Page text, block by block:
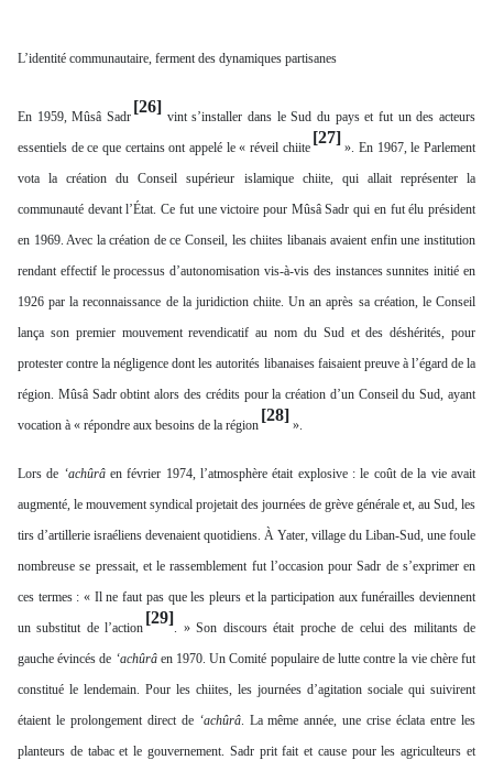
L’identité communautaire, ferment des dynamiques partisanes
En 1959, Mûsâ Sadr
[26]
vint s’installer dans le Sud du pays et fut un des acteurs
essentiels de ce que certains ont appelé le « réveil chiite
[27]
». En 1967, le Parlement
vota la création du Conseil supérieur islamique chiite, qui allait représenter la
communauté devant l’État. Ce fut une victoire pour Mûsâ Sadr qui en fut élu président
en 1969. Avec la création de ce Conseil, les chiites libanais avaient enfin une institution
rendant effectif le processus d’autonomisation vis-à-vis des instances sunnites initié en
1926 par la reconnaissance de la juridiction chiite. Un an après sa création, le Conseil
lança son premier mouvement revendicatif au nom du Sud et des déshérités, pour
protester contre la négligence dont les autorités libanaises faisaient preuve à l’égard de la
région. Mûsâ Sadr obtint alors des crédits pour la création d’un Conseil du Sud, ayant
vocation à « répondre aux besoins de la région
[28]
».
Lors de ‘achûrâen février 1974, l’atmosphère était explosive : le coût de la vie avait
augmenté, le mouvement syndical projetait des journées de grève générale et, au Sud, les
tirs d’artillerie israéliens devenaient quotidiens. À Yater, village du Liban-Sud, une foule
nombreuse se pressait, et le rassemblement fut l’occasion pour Sadr de s’exprimer en
ces termes : « Il ne faut pas que les pleurs et la participation aux funérailles deviennent
un substitut de l’action
[29]
. » Son discours était proche de celui des militants de
gauche évincés de ‘achûrâen 1970. Un Comité populaire de lutte contre la vie chère fut
constitué le lendemain. Pour les chiites, les journées d’agitation sociale qui suivirent
étaient le prolongement direct de ‘achûrâ. La même année, une crise éclata entre les
planteurs de tabac et le gouvernement. Sadr prit fait et cause pour les agriculteurs et